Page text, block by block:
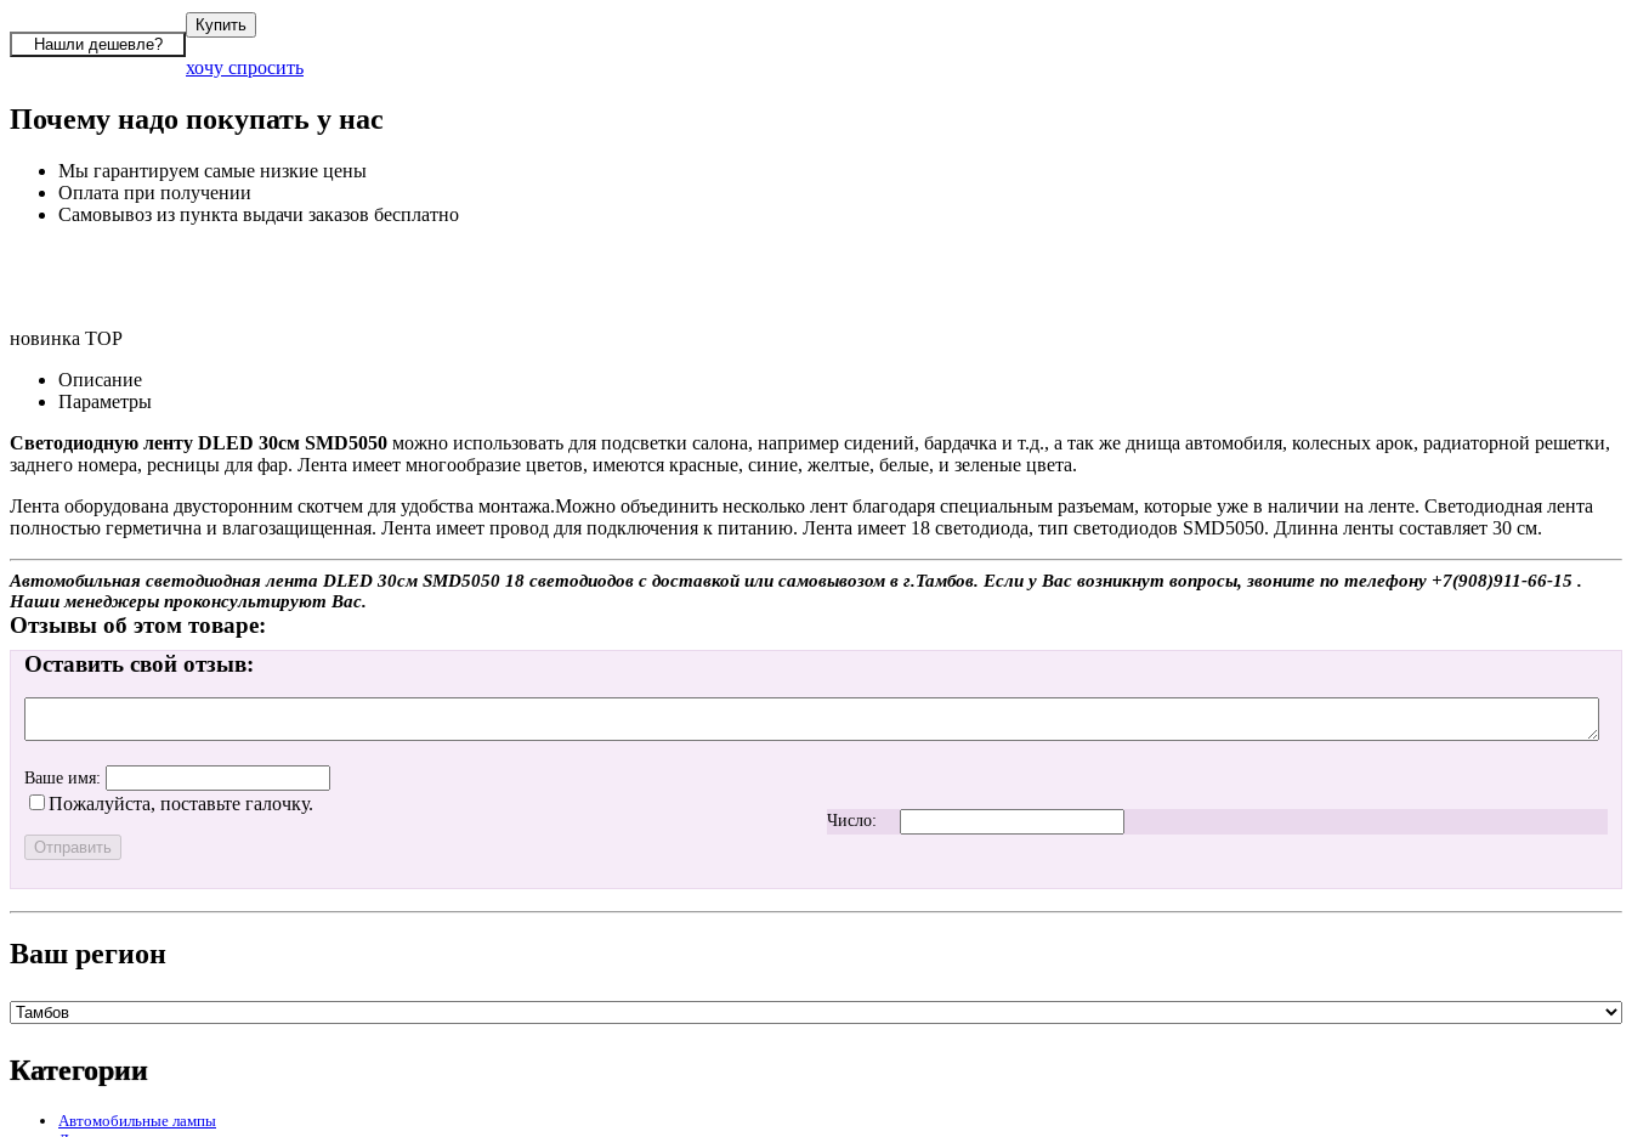
хочу спросить
Почему надо покупать у нас
Мы гарантируем самые низкие цены
Оплата при получении
Самовывоз из пункта выдачи заказов бесплатно
новинка TOP
Описание
Параметры
Светодиодную ленту DLED 30см SMD5050 можно использовать для подсветки салона, например сидений, бардачка и т.д., а так же днища автомобиля, колесных арок, радиаторной решетки,
заднего номера, ресницы для фар. Лента имеет многообразие цветов, имеются красные, синие, желтые, белые, и зеленые цвета.
Лента оборудована двусторонним скотчем для удобства монтажа.Можно объединить несколько лент благодаря специальным разъемам, которые уже в наличии на ленте. Светодиодная лента
полностью герметична и влагозащищенная. Лента имеет провод для подключения к питанию. Лента имеет 18 светодиода, тип светодиодов SMD5050. Длинна ленты составляет 30 см.
Автомобильная светодиодная лента DLED 30см SMD5050 18 светодиодов с доставкой или самовывозом в г.Тамбов. Если у Вас возникнут вопросы, звоните по телефону +7(908)911-66-15 .
Наши менеджеры проконсультируют Вас.
Отзывы об этом товаре:
Оставить свой отзыв:
Ваше имя:
Пожалуйста, поставьте галочку.
Число:
Ваш регион
Категории
Автомобильные лампы